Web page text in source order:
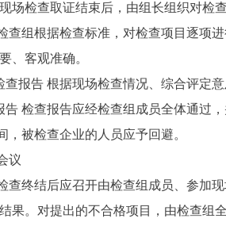
场检查取证结束后，由组长组织对检
查组根据检查标准，对检查项目逐项
、客观准确。
查报告 根据现场检查情况、综合评定
告 检查报告应经检查组成员全体通过
，被检查企业的人员应予回避。
议
查终结后应召开由检查组成员、参加
果。对提出的不合格项目，由检查